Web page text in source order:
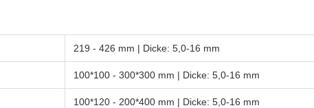
219 - 426 mm | Dicke: 5,0-16 mm
100*100 - 300*300 mm | Dicke: 5,0-16 mm
100*120 - 200*400 mm | Dicke: 5,0-16 mm